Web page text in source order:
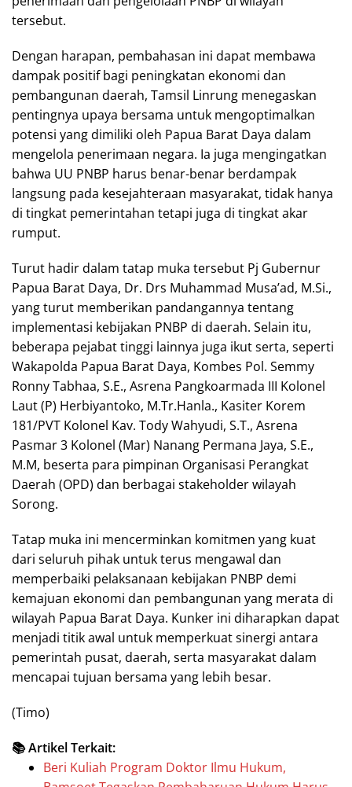
tersebut.
Dengan harapan, pembahasan ini dapat membawa
dampak positif bagi peningkatan ekonomi dan
pembangunan daerah, Tamsil Linrung menegaskan
pentingnya upaya bersama untuk mengoptimalkan
potensi yang dimiliki oleh Papua Barat Daya dalam
mengelola penerimaan negara. Ia juga mengingatkan
bahwa UU PNBP harus benar-benar berdampak
langsung pada kesejahteraan masyarakat, tidak hanya
di tingkat pemerintahan tetapi juga di tingkat akar
rumput.
Turut hadir dalam tatap muka tersebut Pj Gubernur
Papua Barat Daya, Dr. Drs Muhammad Musa’ad, M.Si.,
yang turut memberikan pandangannya tentang
implementasi kebijakan PNBP di daerah. Selain itu,
beberapa pejabat tinggi lainnya juga ikut serta, seperti
Wakapolda Papua Barat Daya, Kombes Pol. Semmy
Ronny Tabhaa, S.E., Asrena Pangkoarmada III Kolonel
Laut (P) Herbiyantoko, M.Tr.Hanla., Kasiter Korem
181/PVT Kolonel Kav. Tody Wahyudi, S.T., Asrena
Pasmar 3 Kolonel (Mar) Nanang Permana Jaya, S.E.,
M.M, beserta para pimpinan Organisasi Perangkat
Daerah (OPD) dan berbagai stakeholder wilayah
Sorong.
Tatap muka ini mencerminkan komitmen yang kuat
dari seluruh pihak untuk terus mengawal dan
memperbaiki pelaksanaan kebijakan PNBP demi
kemajuan ekonomi dan pembangunan yang merata di
wilayah Papua Barat Daya. Kunker ini diharapkan dapat
menjadi titik awal untuk memperkuat sinergi antara
pemerintah pusat, daerah, serta masyarakat dalam
mencapai tujuan bersama yang lebih besar.
(Timo)
📚 Artikel Terkait:
Beri Kuliah Program Doktor Ilmu Hukum,